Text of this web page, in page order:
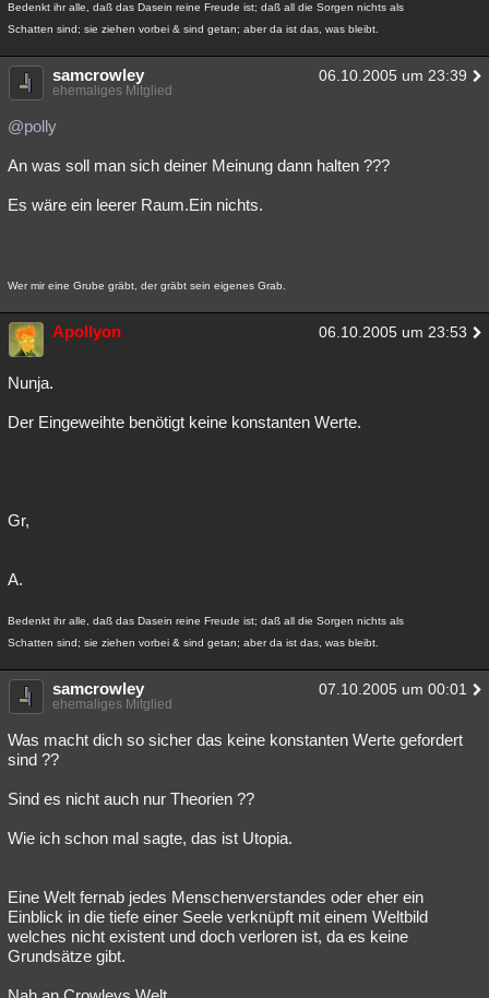
Bedenkt ihr alle, daß das Dasein reine Freude ist; daß all die Sorgen nichts als
Schatten sind; sie ziehen vorbei & sind getan; aber da ist das, was bleibt.
samcrowley 06.10.2005 um 23:39
ehemaliges Mitglied
@polly
An was soll man sich deiner Meinung dann halten ???
Es wäre ein leerer Raum.Ein nichts.
Wer mir eine Grube gräbt, der gräbt sein eigenes Grab.
Apollyon 06.10.2005 um 23:53
Nunja.
Der Eingeweihte benötigt keine konstanten Werte.
Gr,
A.
Bedenkt ihr alle, daß das Dasein reine Freude ist; daß all die Sorgen nichts als
Schatten sind; sie ziehen vorbei & sind getan; aber da ist das, was bleibt.
samcrowley 07.10.2005 um 00:01
ehemaliges Mitglied
Was macht dich so sicher das keine konstanten Werte gefordert
sind ??
Sind es nicht auch nur Theorien ??
Wie ich schon mal sagte, das ist Utopia.
Eine Welt fernab jedes Menschenverstandes oder eher ein
Einblick in die tiefe einer Seele verknüpft mit einem Weltbild
welches nicht existent und doch verloren ist, da es keine
Grundsätze gibt.